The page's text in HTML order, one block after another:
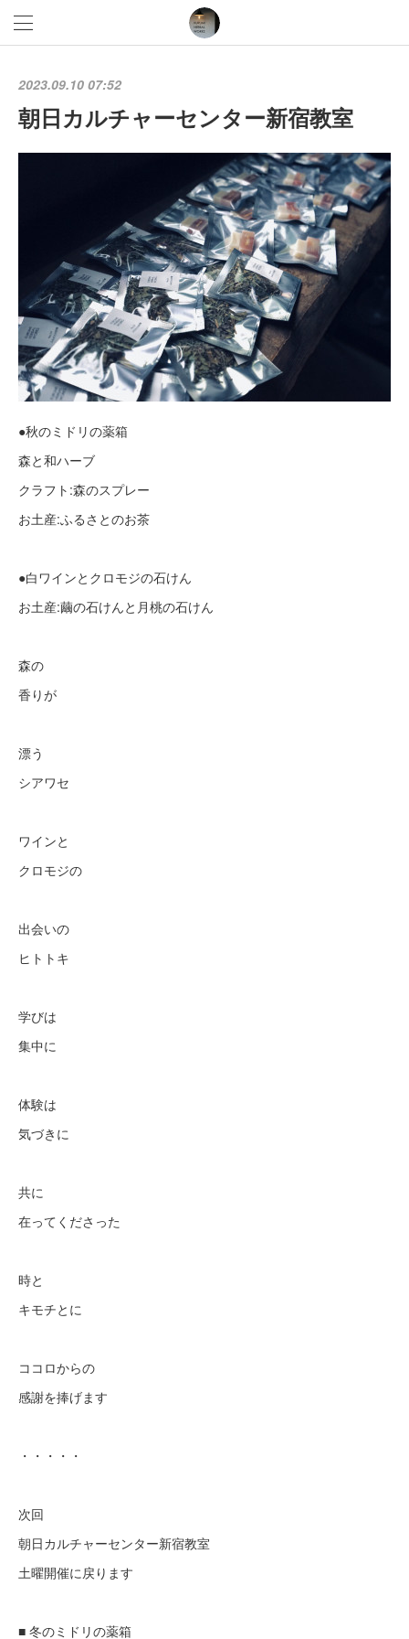
2023.09.10 07:52
朝日カルチャーセンター新宿教室
●秋のミドリの薬箱
森と和ハーブ
クラフト:森のスプレー
お土産:ふるさとのお茶
●白ワインとクロモジの石けん
お土産:繭の石けんと月桃の石けん
森の
香りが
漂う
シアワセ
ワインと
クロモジの
出会いの
ヒトトキ
学びは
集中に
体験は
気づきに
共に
在ってくださった
時と
キモチとに
ココロからの
感謝を捧げます
・・・・・
次回
朝日カルチャーセンター新宿教室
土曜開催に戻ります
■ 冬のミドリの薬箱